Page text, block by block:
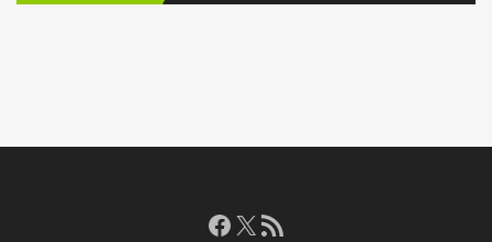
Facebook
X RSS feed